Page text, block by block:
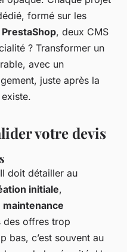
formé sur les
, deux CMS
? Transformer un
avec un
juste après la
votre devis
doit détailler au
initiale,
maintenance
des offres trop
bas, c’est souvent au